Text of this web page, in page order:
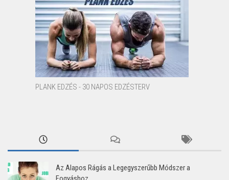
PLANK EDZÉS - 30 NAPOS EDZÉSTERV
Az Alapos Rágás a Legegyszerűbb Módszer a